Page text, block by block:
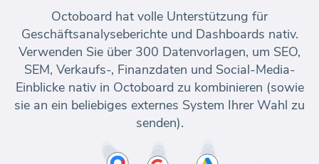
Octoboard hat volle Unterstützung für
Geschäftsanalyseberichte und Dashboards nativ.
Verwenden Sie über 300 Datenvorlagen, um SEO,
SEM, Verkaufs-, Finanzdaten und Social-Media-
Einblicke nativ in Octoboard zu kombinieren (sowie
sie an ein beliebiges externes System Ihrer Wahl zu
senden).